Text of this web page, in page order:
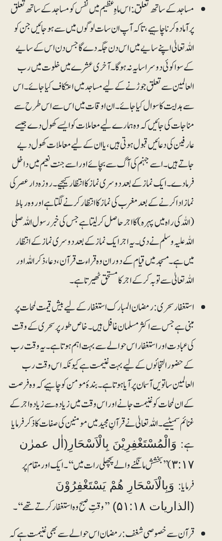
مساجد کے ساتھ تعلّق: اس ماہِ عظیم میں نفس کو مساجد کے ساتھ تعلق
پر آمادہ کرناچاہیے، تاکہ آپ ان سات لوگوں میں سے ہوجائیں جن کو
اللہ تعالیٰ اپنے سایے میں اس دن جگہ دے گا جس دن اس کے سایے
کے سوا کوئی دوسرا سایہ نہ ہوگا۔ آخری عشرے میں خلوت میں رب
العالمین سے تعلق جوڑنے کے لیے مساجد میں اعتکاف کیا جائے۔ اس
سے ہدایت کا سوال کیا جائے۔ ان اوقات میں اس سے اس طرح سے
مناجات کی جائیں کہ وہ ہمارے لیے معاملات کو ایسے کھول دے جیسے
عارفین کی دعائیں قبول ہوتی ہیں، یا ان کے لیے معاملات کھول دیے
جاتے ہیں۔ اسے جہنم کی آگ سے بچائے اور اسے جنت نعیم میں داخل
فرماد ے۔ ایک نماز کے بعد دوسری نماز کا انتظار کیجیے۔ روزہ دار عصر کی
نماز ادا کرنے کے بعد مغرب کی نماز کاانتظار کرنے لگتا ہے اور وہ رباط
(اللہ کی راہ میں پہرہ) کا اجر حاصل کرلیتا ہے جس کی خبر رسول اللہ صلی
اللہ علیہ وسلم نے دی۔ یہ اجر ایک نماز کے بعد دوسری نماز کے انتظار
میں ہے۔ مسجد میں قیام کے دوران وہ قراء ت قرآن، دعا، ذکراللہ اور
اللہ تعالیٰ سے توبہ کر کے اجر کامستحق ٹھیرتا ہے۔
استغفار سحری: رمضان المبارک استغفار کے لیے بیش قیمت لمحات پر
مبنی ہے جس سے اکثر مسلمان غافل ہیں۔ خاص طور پر سحری کے وقت
کی عبادت اور استغفار اس حوالے سے بہت اہم ہوتا ہے۔ یہ وقت رب
کے حضور التجائوں کے لیے بہت غنیمت ہے کیونکہ اس وقت رب
العالمین ساتویں آسمان پر آیا ہوتا ہے۔ بندۂ مومن کو چاہیے کہ وہ فرصت
کے ان لمحات کو غنیمت جانے اور اس وقت میں زیادہ سے زیادہ اجر کے
غنائم سمیٹیے۔ اللہ تعالیٰ نے قرآنِ مجید میں مومنین کی صفات کا ذکر فرمایا
ہے:وَالْمُسْتَغْفِرِیْنَ بِالْاَسْحَارِ(اٰل عمرٰن
۳:۱۷) ’’بخشش مانگنے والے پچھلی رات میں‘‘۔ ایک اور مقام پر
فرمایا:وَبِالْاَسْحَارِ ھُمْ یَسْتَغْفِرُوْنَ
(الذاریات ۵۱:۱۸)
’’وقتِ صبح وہ استغفار کرتے تھے‘‘۔
قرآن سے خصوصی شغف: رمضان اس حوالے سے بھی غنیمت ہے کہ